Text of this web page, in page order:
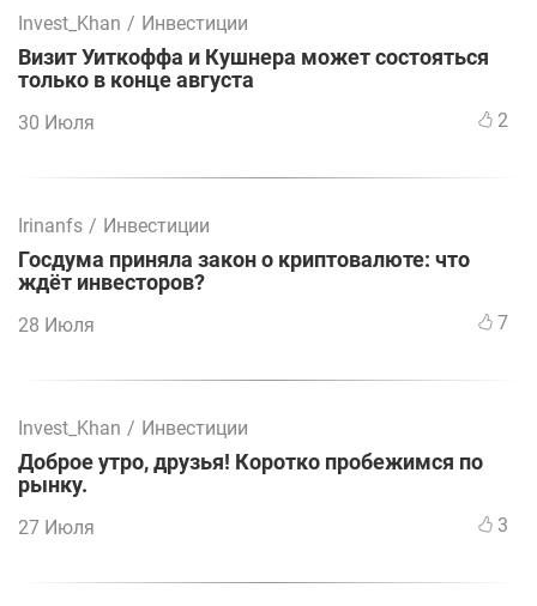
Invest_Khan / Инвестиции
Визит Уиткоффа и Кушнера может состояться
только в конце августа
30 Июля 2
Irinanfs / Инвестиции
Госдума приняла закон о криптовалюте: что
ждёт инвесторов?
28 Июля 7
Invest_Khan / Инвестиции
Доброе утро, друзья! Коротко пробежимся по
рынку.
27 Июля 3